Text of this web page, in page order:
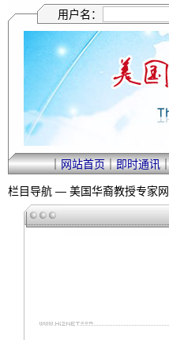
用户名：
｜网站首页｜即时通讯
栏目导航 — 美国华裔教授专家网